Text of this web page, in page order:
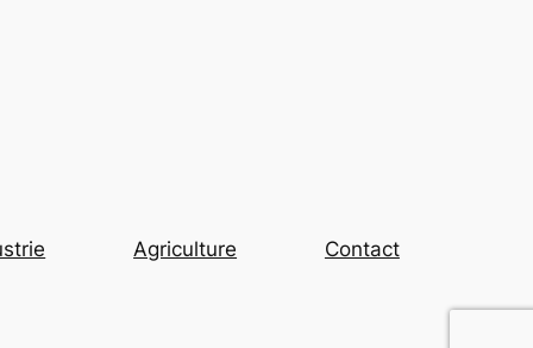
Agriculture Contact